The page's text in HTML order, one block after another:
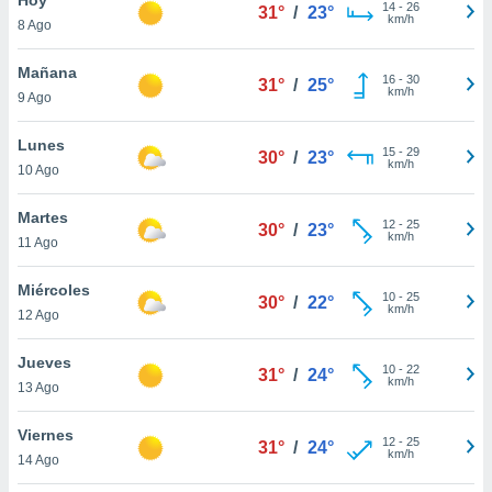
en
más
nuestra
de
cookies
aceptar
8 Ago
31° / 23° 14- 26
km/h
Mañana
9 Ago
31° / 25° 16- 30
km/h
Lunes
10 Ago
30° / 23° 15- 29
km/h
Martes
11 Ago
30° / 23° 12- 25
km/h
Miércoles
12 Ago
30° / 22° 10- 25
km/h
Jueves
13 Ago
31° / 24° 10- 22
km/h
Viernes
14 Ago
31° / 24° 12- 25
km/h